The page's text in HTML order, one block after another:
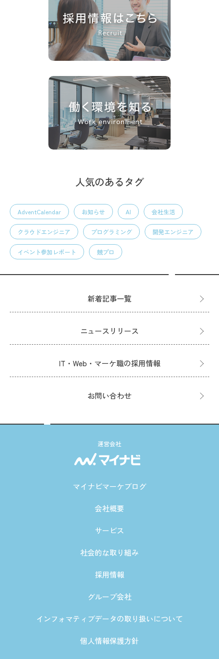
人気のあるタグ
AdventCalendar お知らせ AI 会社生活
クラウドエンジニア プログラミング 開発エンジニア
イベント参加レポート 競プロ
新着記事一覧
ニュースリリース
IT・Web・マーケ職の採用情報
お問い合わせ
運営会社
マイナビマーケブログ
会社概要
サービス
社会的な取り組み
採用情報
グループ会社
インフォマティブデータの取り扱いについて
個人情報保護方針